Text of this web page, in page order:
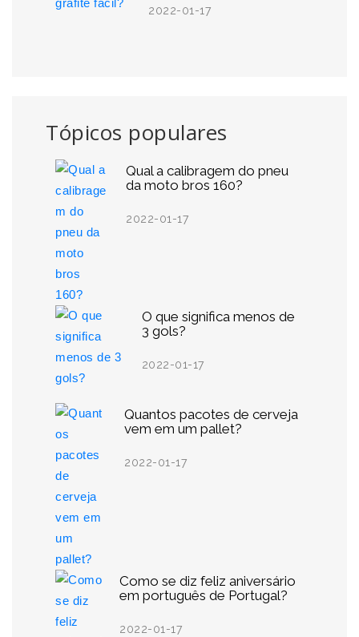
2022-01-17
Tópicos populares
Qual a calibragem do pneu
da moto bros 160?
2022-01-17
O que significa menos de
3 gols?
2022-01-17
Quantos pacotes de cerveja
vem em um pallet?
2022-01-17
Como se diz feliz aniversário
em português de Portugal?
2022-01-17